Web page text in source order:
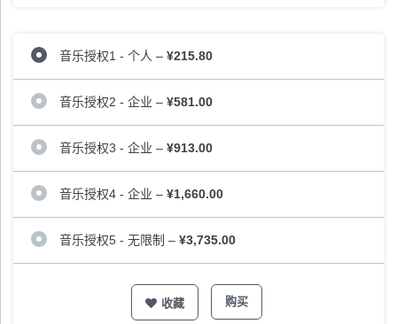
音乐授权1 - 个人 – ¥215.80
音乐授权2 - 企业 – ¥581.00
音乐授权3 - 企业 – ¥913.00
音乐授权4 - 企业 – ¥1,660.00
音乐授权5 - 无限制 – ¥3,735.00
收藏 购买